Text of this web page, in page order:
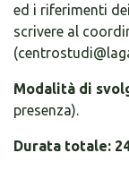
ed i riferimenti
scrivere al
Modalità di
presenza).
Durata totale: